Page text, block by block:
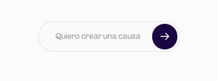
Quiero crear una causa
Cooperación internacional
Derechos humanos
Desarrollo comunitario